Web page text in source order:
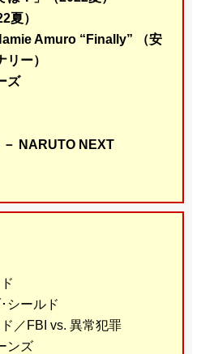
夏）
Amuro “Finally” （安
ー）
ズ
NARUTO NEXT
シールド
／FBI vs. 異常犯罪
ンズ